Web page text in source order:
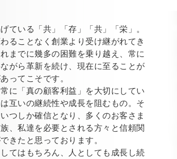
ている「共」「存」「共」「栄」。
ることなく創業より受け継がれてき
までに幾多の困難を乗り越え、常に
がら革新を続け、現在に至ることが
ってこそです。
に「真の顧客利益」を大切にしてい
互いの継続性や成長を阻むもの。そ
つしか確信となり、多くのお客さま
、私達を必要とされる方々と信頼関
きたと思っております。
てはもちろん、人としても成長し続